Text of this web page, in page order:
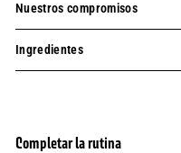
Nuestros compromisos
Ingredientes
Completar la rutina